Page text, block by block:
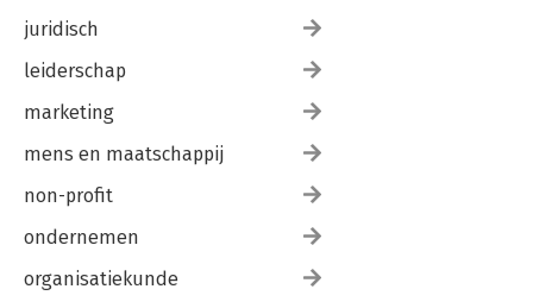
juridisch
leiderschap
marketing
mens en maatschappij
non-profit
ondernemen
organisatiekunde